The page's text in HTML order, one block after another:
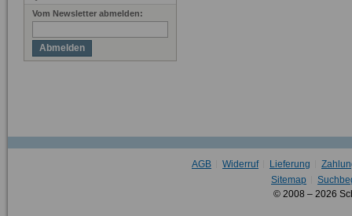
Vom Newsletter abmelden:
Abmelden
AGB Widerruf Lieferung
Sitemap
© 2008 – 2026